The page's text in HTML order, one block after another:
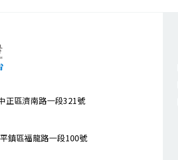
正區濟南路一段321號
鎮區福龍路一段100號